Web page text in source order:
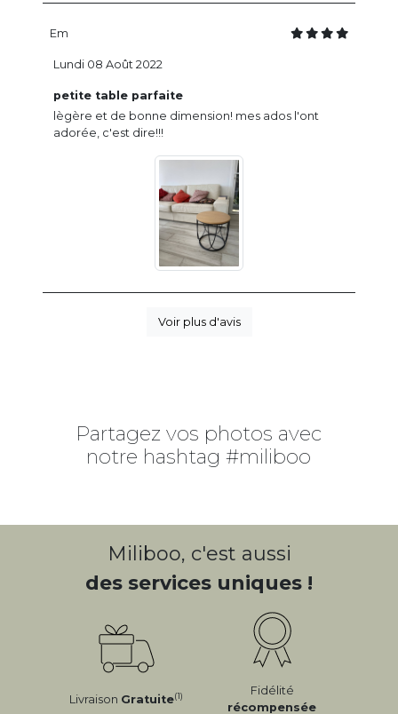
Em
petite table parfaite
lègère et de bonne dimension! mes ados l'ont
adorée, c'est dire!!!
Lundi 08 Août 2022
Voir plus d'avis
Partagez vos photos avec
notre hashtag #miliboo
Miliboo, c'est aussi
des services uniques !
Livraison Gratuite(1)
Fidélité
récompensée